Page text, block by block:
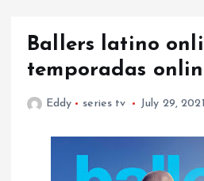
Ballers latino
temporadas
Eddy series tv July 29, 2021